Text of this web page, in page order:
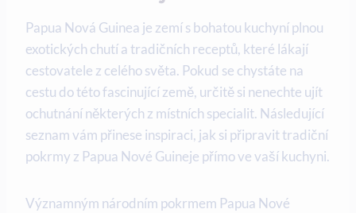
Papua Nová Guinea je zemí s bohatou kuchyní plnou
exotických chutí a tradičních ⁤receptů, které lákají⁢
cestovatele z celého světa. Pokud se chystáte na
cestu do této fascinující země, určitě si nenechte ujít
‌ochutnání některých ‍z místních specialit. Následující
seznam⁣ vám přinese inspiraci, jak si připravit tradiční ​
pokrmy z Papua Nové Guineje přímo ve vaší kuchyni.
Významným národním pokrmem⁢ Papua Nové